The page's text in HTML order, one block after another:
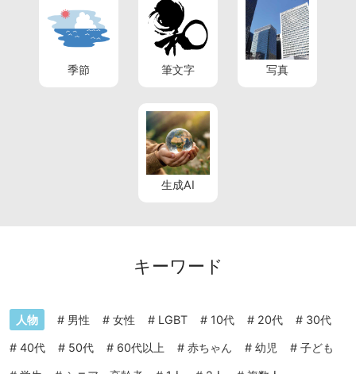
季節 筆文字 写真
生成AI
キーワード
人物 # 男性 # 女性 # LGBT # 10代 # 20代 # 30代
# 40代 # 50代 # 60代以上 # 赤ちゃん # 幼児 # 子ども